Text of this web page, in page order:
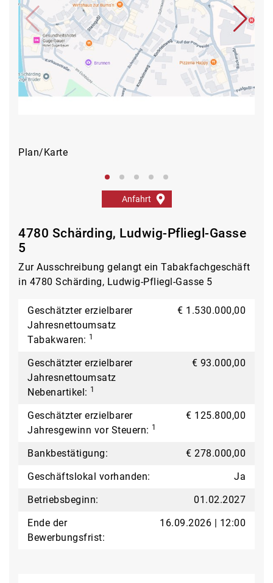
Plan/Karte
Anfahrt
4780 Schärding, Ludwig-Pfliegl-Gasse
5
Zur Ausschreibung gelangt ein Tabakfachgeschäft
in 4780 Schärding, Ludwig-Pfliegl-Gasse 5
Geschätzter erzielbarer
Jahresnettoumsatz
Tabakwaren: 1
€ 1.530.000,00
Geschätzter erzielbarer
Jahresnettoumsatz
Nebenartikel: 1
€ 93.000,00
Geschätzter erzielbarer
Jahresgewinn vor Steuern: 1
€ 125.800,00
Bankbestätigung:
€ 278.000,00
Geschäftslokal vorhanden:
Ja
Betriebsbeginn:
01.02.2027
Ende der
Bewerbungsfrist:
16.09.2026 | 12:00